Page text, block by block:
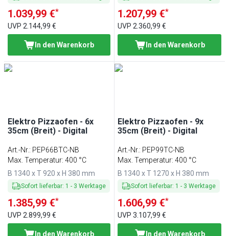
1.039,99 €*
UVP 2.144,99 €
In den Warenkorb
1.207,99 €*
UVP2.360,99 €
In den Warenkorb
Elektro Pizzaofen - 6x
35cm (Breit) - Digital
Art.-Nr.: PEP66BTC-NB
Max. Temperatur: 400 °C
B 1340 x T 920 x H 380 mm
Sofort lieferbar: 1 - 3 Werktage
1.385,99 €*
UVP 2.899,99 €
In den Warenkorb
Elektro Pizzaofen - 9x
35cm (Breit) - Digital
Art.-Nr.: PEP99TC-NB
Max. Temperatur: 400 °C
B 1340 x T 1270 x H 380 mm
Sofort lieferbar: 1 - 3 Werktage
1.606,99 €*
UVP3.107,99 €
In den Warenkorb